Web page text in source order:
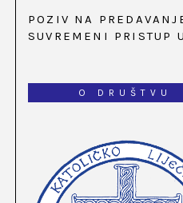
OBLJETNICA
HKLD-A, U MARIJI
POZIV NA
SUVREMENI PRISTUP U
O DRUŠTVU